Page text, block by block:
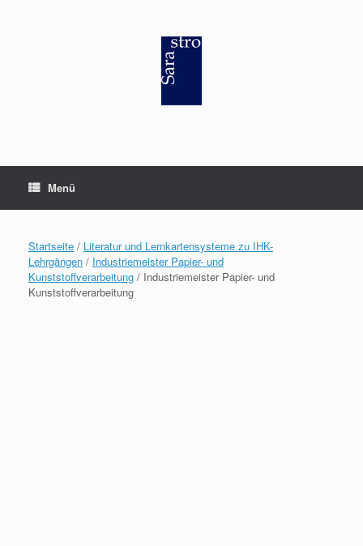
Menü
Startseite / Literatur und Lernkartensysteme zu IHK-
Lehrgängen / Industriemeister Papier- und
Kunststoffverarbeitung / Industriemeister Papier- und
Kunststoffverarbeitung